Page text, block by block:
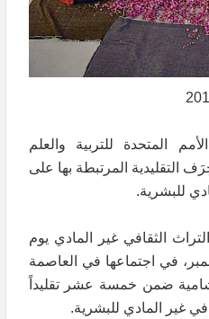
المتحدة للتربية والعلم
التقليدية المرتبطة بها على
للبشرية.
الثقافي غير المادي يوم
/ديسمبر، في اجتماعها في العاصمة
ضمن خمسة عشر تقليداً
غير المادي للبشرية.